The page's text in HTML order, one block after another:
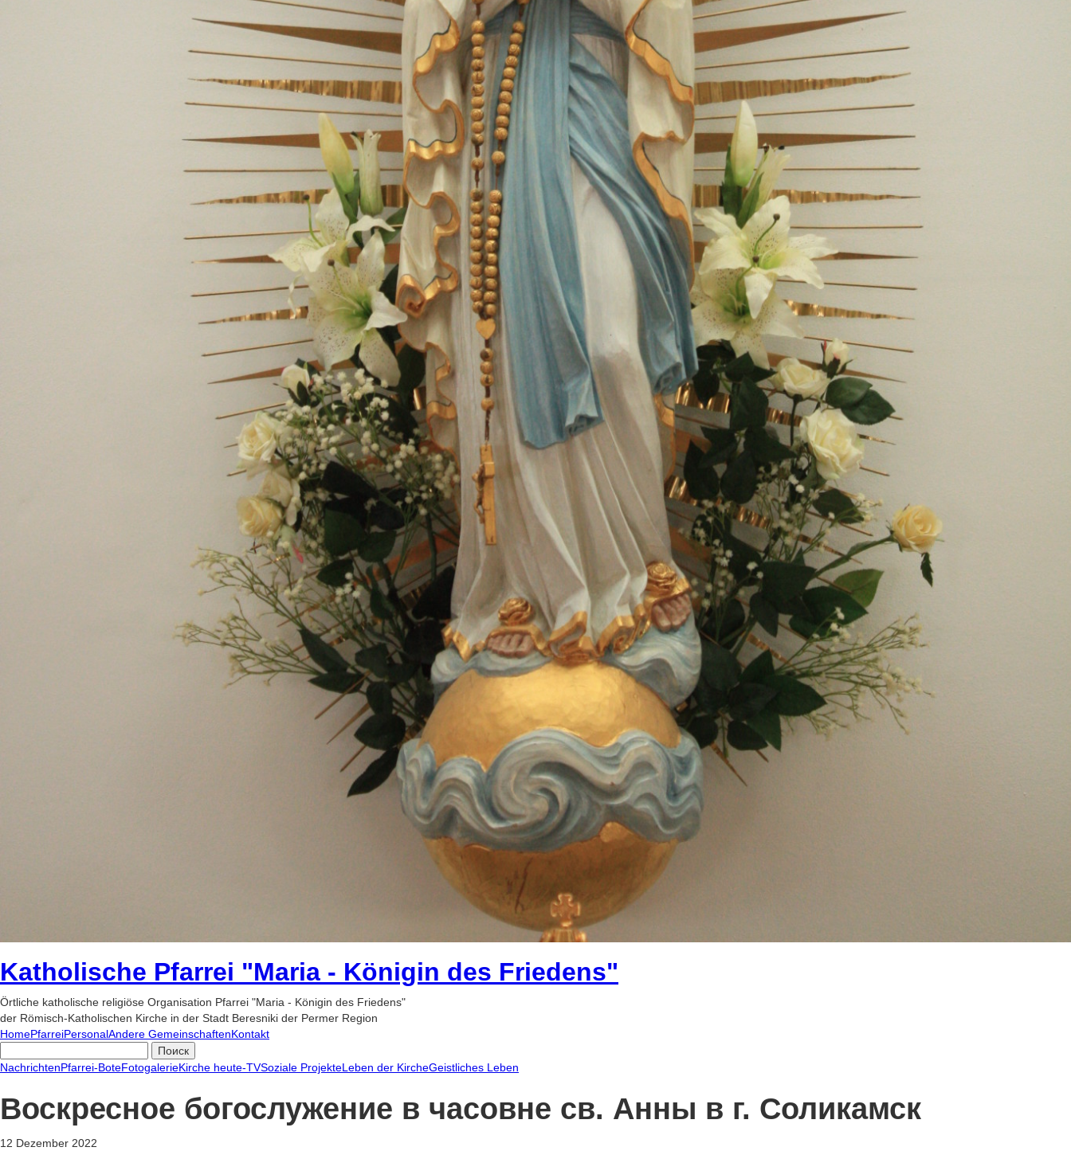
Katholische Pfarrei "Maria - Königin des Friedens"
Örtliche katholische religiöse Organisation Pfarrei "Maria - Königin des Friedens"
der Römisch-Katholischen Kirche in der Stadt Beresniki der Permer Region
HomePfarreiPersonalAndere GemeinschaftenKontakt
NachrichtenPfarrei-BoteFotogalerieKirche heute-TVSoziale ProjekteLeben der KircheGeistliches Leben
Воскресное богослужение в часовне св. Анны в г. Соликамск
12 Dezember 2022